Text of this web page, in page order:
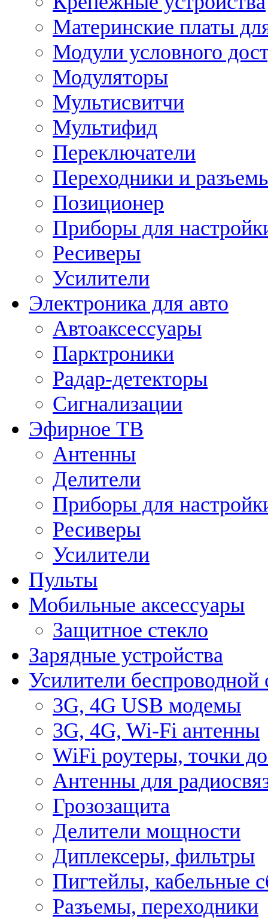
Материнские платы
Модули условного
Модуляторы
Мультисвитчи
Мультифид
Переключатели
Переходники и
Позиционер
Приборы для
Ресиверы
Усилители
Электроника для авто
Автоаксессуары
Парктроники
Радар-детекторы
Сигнализации
Эфирное ТВ
Антенны
Делители
Приборы для
Ресиверы
Усилители
Пульты
Мобильные аксессуары
Защитное стекло
Зарядные устройства
Усилители беспроводной
3G, 4G USB модемы
3G, 4G, Wi-Fi антенны
WiFi роутеры, точки
Антенны для
Грозозащита
Делители мощности
Диплексеры, фильтры
Пигтейлы, кабельные
Разъемы, переходники